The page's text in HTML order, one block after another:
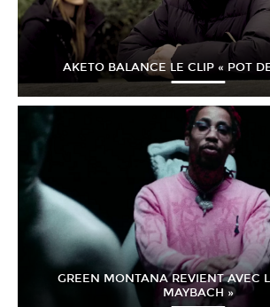
AKETO BALANCE LE CLIP « POT
GREEN MONTANA REVIENT AVEC
MAYBACH »